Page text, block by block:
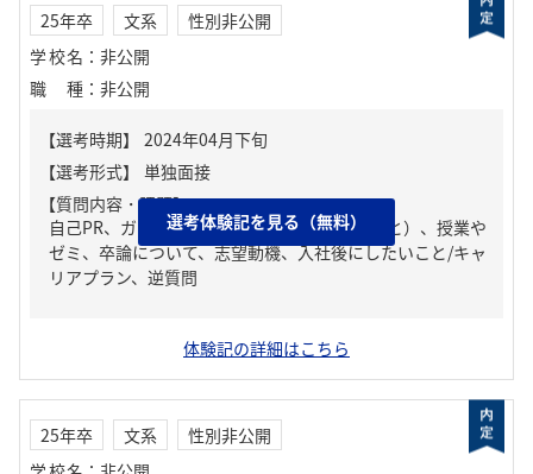
25年卒 文系
性別非公開
学校名 ： 非公開
職種 ： 非公開
【質問内容・課題】
自己PR、ガクチカ（学生時代に力を入れたこと）、授業や
ゼミ、卒論について、志望動機、入社後にしたいこと/キャ
リアプラン、逆質問
選考体験記を見る（無料）
体験記の詳細はこちら
25年卒 文系
性別非公開